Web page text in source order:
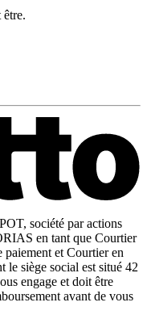
société par actions
en tant que Courtier
paiement et Courtier en
le siège social est situé 42
engage et doit être
avant de vous